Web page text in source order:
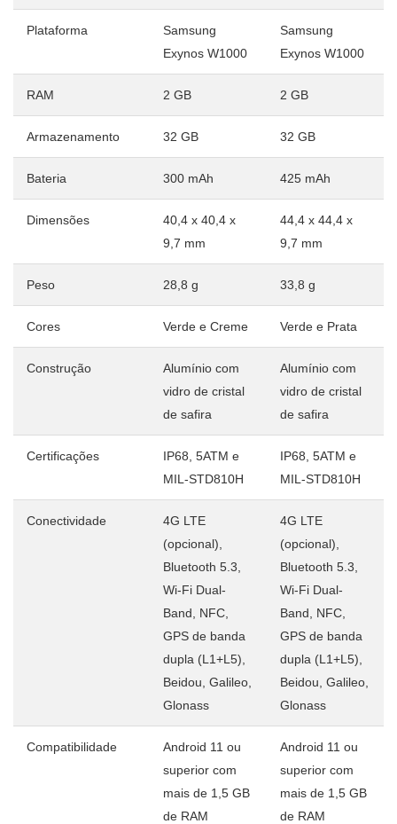
Plataforma
Samsung
Exynos W1000
Samsung
Exynos W1000
RAM 2 GB 2 GB
Armazenamento 32 GB 32 GB
Bateria 300 mAh 425 mAh
Dimensões
40,4 x 40,4 x
9,7 mm
44,4 x 44,4 x
9,7 mm
Peso 28,8 g 33,8 g
Cores Verde e Creme Verde e Prata
Construção
Alumínio com
vidro de cristal
de safira
Alumínio com
vidro de cristal
de safira
Certificações
IP68, 5ATM e
MIL-STD810H
IP68, 5ATM e
MIL-STD810H
Conectividade
4G LTE
(opcional),
Bluetooth 5.3,
Wi-Fi Dual-
Band, NFC,
GPS de banda
dupla (L1+L5),
Beidou, Galileo,
Glonass
4G LTE
(opcional),
Bluetooth 5.3,
Wi-Fi Dual-
Band, NFC,
GPS de banda
dupla (L1+L5),
Beidou, Galileo,
Glonass
Compatibilidade
Android 11 ou
superior com
mais de 1,5 GB
de RAM
Android 11 ou
superior com
mais de 1,5 GB
de RAM